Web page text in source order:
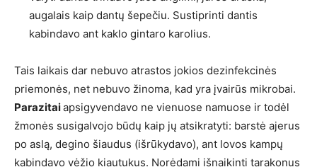
augalais kaip dantų šepečiu. Sustiprinti dantis
kabindavo ant kaklo gintaro karolius.
Tais laikais dar nebuvo atrastos jokios dezinfekcinės
priemonės, net nebuvo žinoma, kad yra įvairūs mikrobai.
Parazitaiapsigyvendavo ne vienuose namuose ir todėl
žmonės susigalvojo būdų kaip jų atsikratyti: barstė ajerus
po aslą, degino šiaudus (išrūkydavo), ant lovos kampų
kabindavo vėžio kiautukus. Norėdami išnaikinti tarakonus